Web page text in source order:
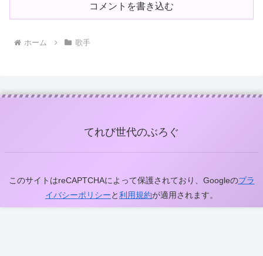
コメントを書き込む
ホーム 歌手
てれび世代のぶろぐ
このサイトはreCAPTCHAによって保護されており、Googleのプラ
イバシーポリシーと利用規約が適用されます。